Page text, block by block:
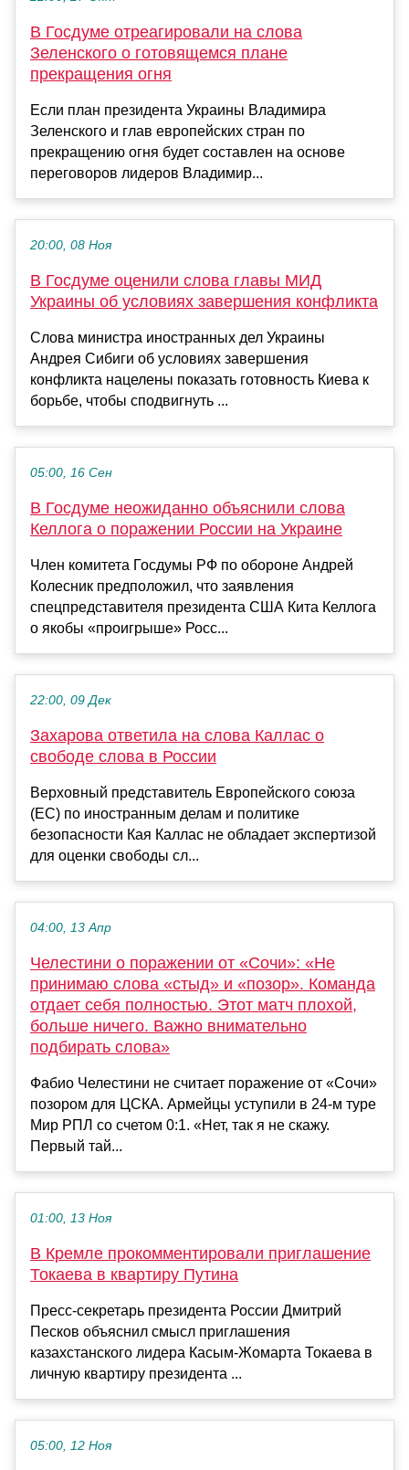
В Госдуме отреагировали на слова
Зеленского о готовящемся плане
прекращения огня
Если план президента Украины Владимира
Зеленского и глав европейских стран по
прекращению огня будет составлен на основе
переговоров лидеров Владимир...
20:00, 08 Ноя
В Госдуме оценили слова главы МИД
Украины об условиях завершения конфликта
Слова министра иностранных дел Украины
Андрея Сибиги об условиях завершения
конфликта нацелены показать готовность Киева к
борьбе, чтобы сподвигнуть ...
05:00, 16 Сен
В Госдуме неожиданно объяснили слова
Келлога о поражении России на Украине
Член комитета Госдумы РФ по обороне Андрей
Колесник предположил, что заявления
спецпредставителя президента США Кита Келлога
о якобы «проигрыше» Росс...
22:00, 09 Дек
Захарова ответила на слова Каллас о
свободе слова в России
Верховный представитель Европейского союза
(ЕС) по иностранным делам и политике
безопасности Кая Каллас не обладает экспертизой
для оценки свободы сл...
04:00, 13 Апр
Челестини о поражении от «Сочи»: «Не
принимаю слова «стыд» и «позор». Команда
отдает себя полностью. Этот матч плохой,
больше ничего. Важно внимательно
подбирать слова»
Фабио Челестини не считает поражение от «Сочи»
позором для ЦСКА. Армейцы уступили в 24-м туре
Мир РПЛ со счетом 0:1. «Нет, так я не скажу.
Первый тай...
01:00, 13 Ноя
В Кремле прокомментировали приглашение
Токаева в квартиру Путина
Пресс-секретарь президента России Дмитрий
Песков объяснил смысл приглашения
казахстанского лидера Касым-Жомарта Токаева в
личную квартиру президента ...
05:00, 12 Ноя